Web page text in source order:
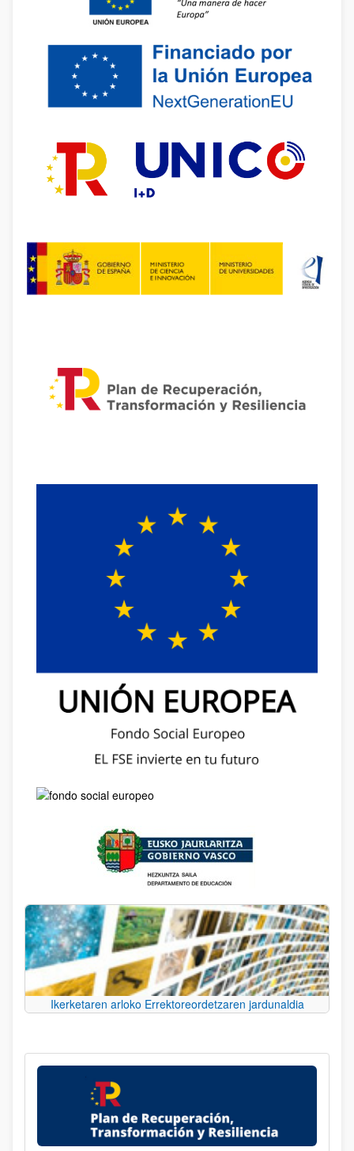
Ikerketaren arloko Errektoreordetzaren jardunaldia